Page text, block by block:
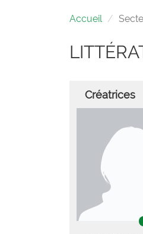
Accueil
Créatrices